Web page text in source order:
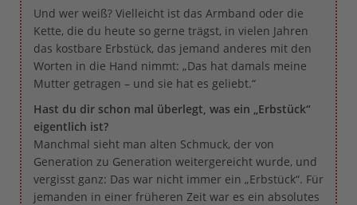
Und wer weiß? Vielleicht ist das Armband oder die
Kette, die du heute so gerne trägst, in vielen Jahren
das kostbare Erbstück, das jemand anderes mit den
Worten in die Hand nimmt: „Das hat damals meine
Mutter getragen – und sie hat es geliebt.“
Hast du dir schon mal überlegt, was ein „Erbstück“
eigentlich ist?
Manchmal sieht man alten Schmuck, der von
Generation zu Generation weitergereicht wurde, und
vergisst ganz: Das war nicht immer ein „Erbstück“. Für
jemanden in einer früheren Zeit war es ein absolutes